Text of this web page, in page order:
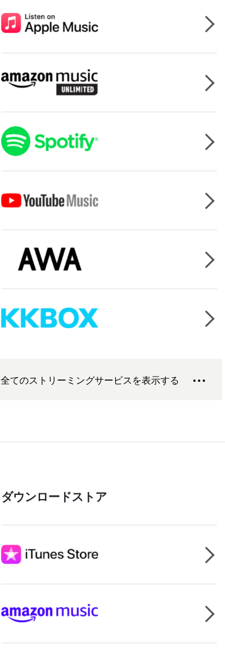
全てのストリーミングサービスを表示する
ダウンロードストア